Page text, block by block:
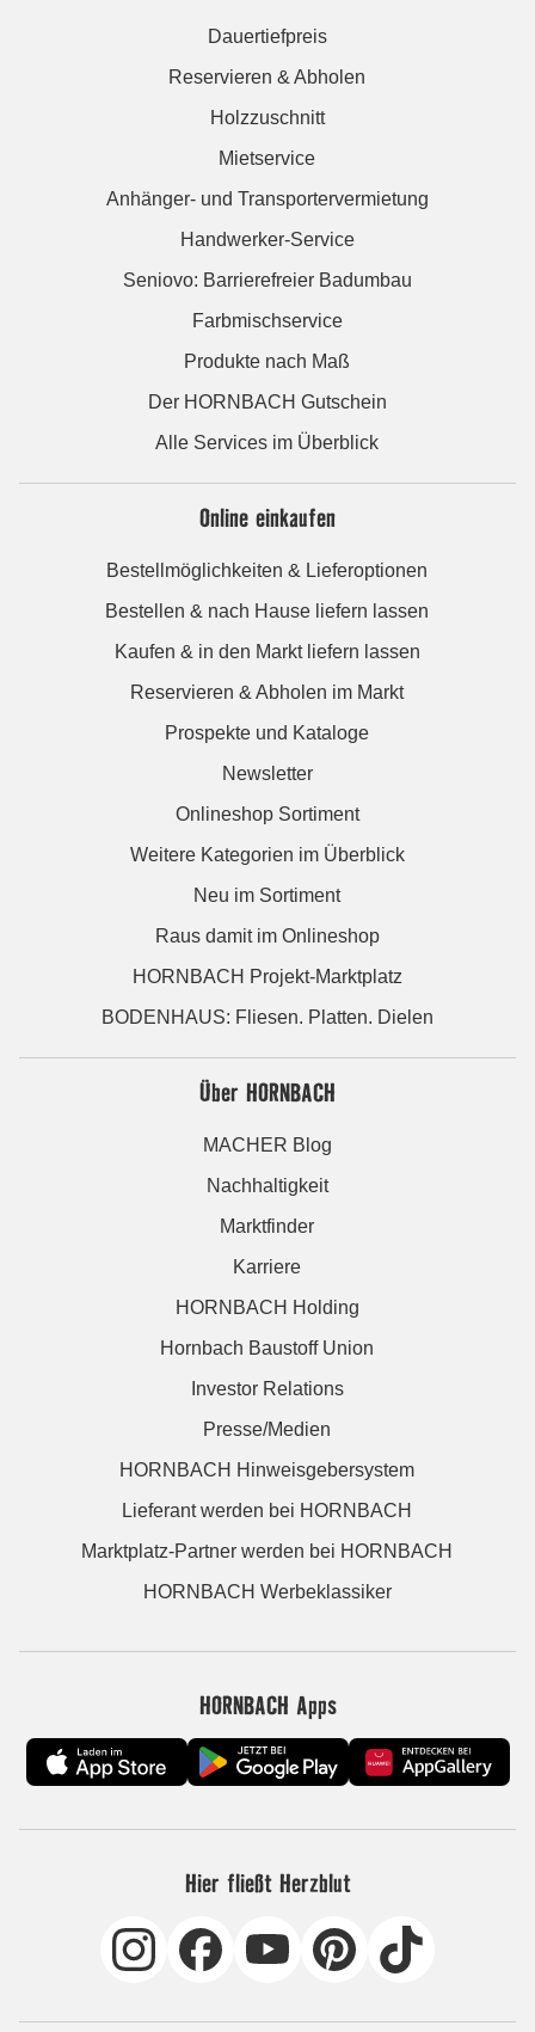
Dauertiefpreis
Reservieren & Abholen
Holzzuschnitt
Mietservice
Anhänger- und Transportervermietung
Handwerker-Service
Seniovo: Barrierefreier Badumbau
Farbmischservice
Produkte nach Maß
Der HORNBACH Gutschein
Alle Services im Überblick
Online einkaufen
Bestellmöglichkeiten & Lieferoptionen
Bestellen & nach Hause liefern lassen
Kaufen & in den Markt liefern lassen
Reservieren & Abholen im Markt
Prospekte und Kataloge
Newsletter
Onlineshop Sortiment
Weitere Kategorien im Überblick
Neu im Sortiment
Raus damit im Onlineshop
HORNBACH Projekt-Marktplatz
BODENHAUS: Fliesen. Platten. Dielen
Über HORNBACH
MACHER Blog
Nachhaltigkeit
Marktfinder
Karriere
HORNBACH Holding
Hornbach Baustoff Union
Investor Relations
Presse/Medien
HORNBACH Hinweisgebersystem
Lieferant werden bei HORNBACH
Marktplatz-Partner werden bei HORNBACH
HORNBACH Werbeklassiker
HORNBACH Apps
Hier fließt Herzblut